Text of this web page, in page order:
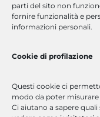
parti del sito non
fornire funzionalità e
informazioni personali.
Cookie di profilazione
Questi cookie ci
modo da poter
Ci aiutano a sapere
Accesso Rapido
corsi a catalogo
corsi su misura
soluzioni software